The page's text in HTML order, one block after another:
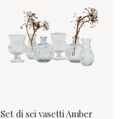
Set di sei vasetti Amber